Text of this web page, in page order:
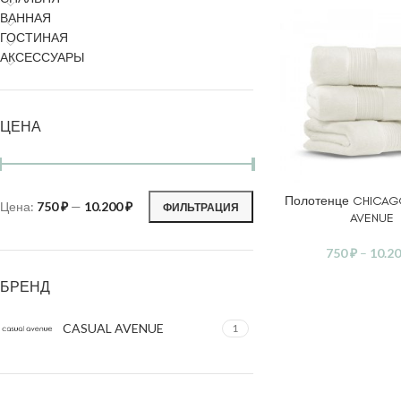
ВАННАЯ
ГОСТИНАЯ
АКСЕССУАРЫ
ЦЕНА
ФИЛЬТРАЦИЯ
Цена: 750 ₽— 10.200 ₽
БРЕНД
CASUAL AVENUE 1
ВЫБЕРИТЕ
Полотенце
AVENUE
750₽ –